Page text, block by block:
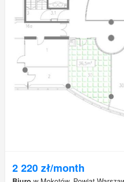
2 220 zł/month